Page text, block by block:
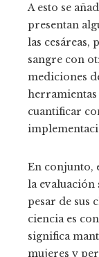
A esto se
presentan
las cesáreas,
sangre con
mediciones
herramientas
cuantificar
En conjunto,
la evaluación
pesar de sus
ciencia es
significa
mujeres y